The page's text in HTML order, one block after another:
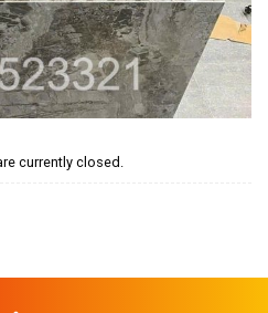
currently closed.